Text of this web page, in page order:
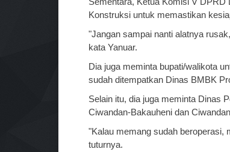
Konstruksi untuk memastikan
"Jangan sampai nanti alatnya
kata Yanuar.
Dia juga meminta bupati/walikota
sudah ditempatkan Dinas BMBK
Selain itu, dia juga meminta Dinas
Ciwandan-Bakauheni dan
"Kalau memang sudah beroperasi,
tuturnya.